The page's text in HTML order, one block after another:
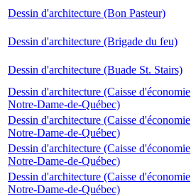
Dessin d'architecture (Bon Pasteur)
Dessin d'architecture (Brigade du feu)
Dessin d'architecture (Buade St. Stairs)
Dessin d'architecture (Caisse d'économie
Notre-Dame-de-Québec)
Dessin d'architecture (Caisse d'économie
Notre-Dame-de-Québec)
Dessin d'architecture (Caisse d'économie
Notre-Dame-de-Québec)
Dessin d'architecture (Caisse d'économie
Notre-Dame-de-Québec)